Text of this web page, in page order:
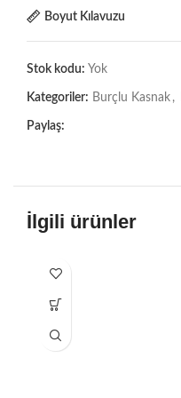
Boyut Kılavuzu
Stok kodu: Yok
Kategoriler: Burçlu Kasnak ,
Paylaş:
İlgili ürünler